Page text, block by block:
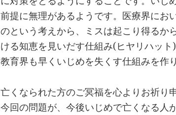
前提に無理があるようです。医療界にお
のという考えから、ミスは起こり得るか
ける知恵を見いだす仕組み(ヒヤリハット)
教育界も早くいじめを失くす仕組みを作
亡くなられた方のご冥福を心よりお祈り
今回の問題が、今後いじめで亡くなる人